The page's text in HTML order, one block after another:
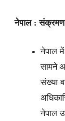
नेपाल :
नेपाल
सामने
संख्या
नेपाल